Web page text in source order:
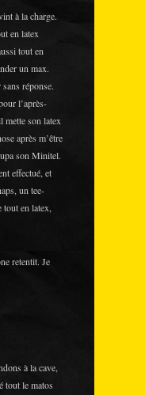
à la charge.
en latex
tout en
un max.
réponse.
l’après-
mette son latex
après m’être
son Minitel.
effectué, et
un tee-
tout en latex,
retentit. Je
à la cave,
tout le matos